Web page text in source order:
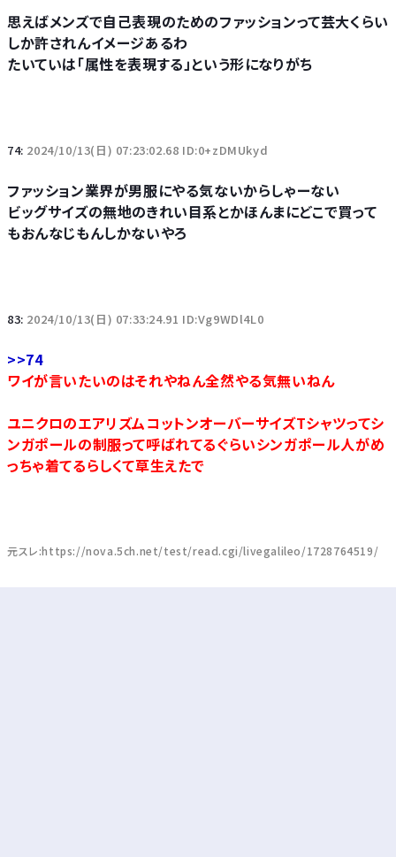
思えばメンズで自己表現のためのファッションって芸大くらい
しか許されんイメージあるわ
たいていは「属性を表現する」という形になりがち
74: 2024/10/13(日) 07:23:02.68 ID:0+zDMUkyd
ファッション業界が男服にやる気ないからしゃーない
ビッグサイズの無地のきれい目系とかほんまにどこで買って
もおんなじもんしかないやろ
83: 2024/10/13(日) 07:33:24.91 ID:Vg9WDl4L0
>>74
ワイが言いたいのはそれやねん全然やる気無いねん
ユニクロのエアリズムコットンオーバーサイズTシャツってシ
ンガポールの制服って呼ばれてるぐらいシンガポール人がめ
っちゃ着てるらしくて草生えたで
元スレ:https://nova.5ch.net/test/read.cgi/livegalileo/1728764519/